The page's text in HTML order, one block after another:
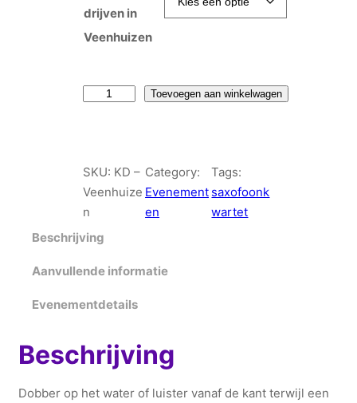
drijven in
Veenhuizen
s
i
e
k
r
j
e
i
Toevoegen aan winkelwagen
SKU: KD –
Veenhuize
n
Category:
Evenement
en
Tags:
saxofoonk
wartet
Beschrijving
Aanvullende informatie
Evenementdetails
Beschrijving
Dobber op het water of luister vanaf de kant terwijl een